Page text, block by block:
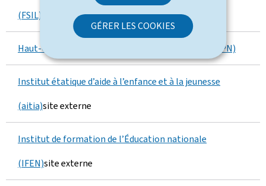
GÉRER LES COOKIES
(FSIL)
Haut-Commissariat à la protection nationale (HCPN)
Institut étatique d’aide à l’enfance et à la jeunesse
(aitia)site externe
Institut de formation de l’Éducation nationale
(IFEN)site externe